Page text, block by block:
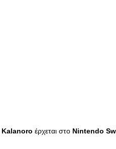
Kalanoro έρχεται στο Nintendo